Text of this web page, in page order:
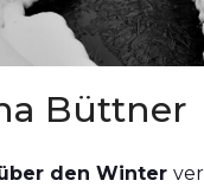
Büttner
den Winter